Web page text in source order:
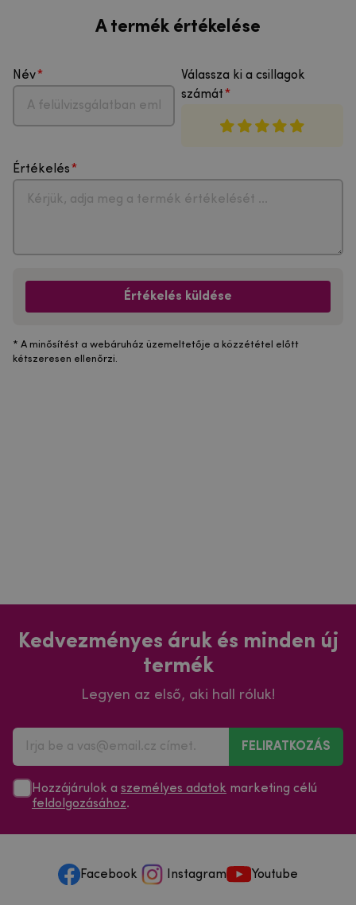
A termék értékelése
Név
Válassza ki a csillagok
számát
Értékelés
Értékelés küldése
* A minősítést a webáruház üzemeltetője a közzététel előtt
kétszeresen ellenőrzi.
Kedvezményes áruk és minden új
termék
Legyen az első, aki hall róluk!
FELIRATKOZÁS
Hozzájárulok a személyes adatok marketing célú
feldolgozásához.
Facebook Instagram Youtube